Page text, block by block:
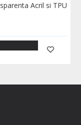
Acril si TPU